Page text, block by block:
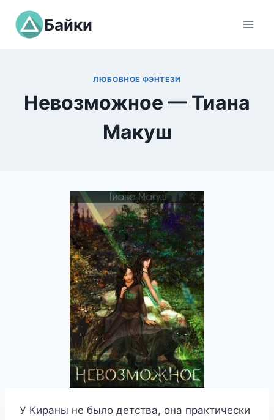
Перейти
содержимому
Байки
ЛЮБОВНОЕ ФЭНТЕЗИ
Невозможное — Тиана
Макуш
У Кираны не было детства, она практически